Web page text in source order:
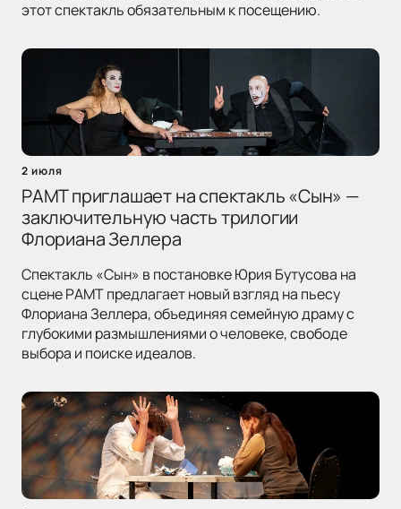
этот спектакль обязательным к посещению.
2 июля
РАМТ приглашает на спектакль «Сын» —
заключительную часть трилогии
Флориана Зеллера
Спектакль «Сын» в постановке Юрия Бутусова на
сцене РАМТ предлагает новый взгляд на пьесу
Флориана Зеллера, объединяя семейную драму с
глубокими размышлениями о человеке, свободе
выбора и поиске идеалов.